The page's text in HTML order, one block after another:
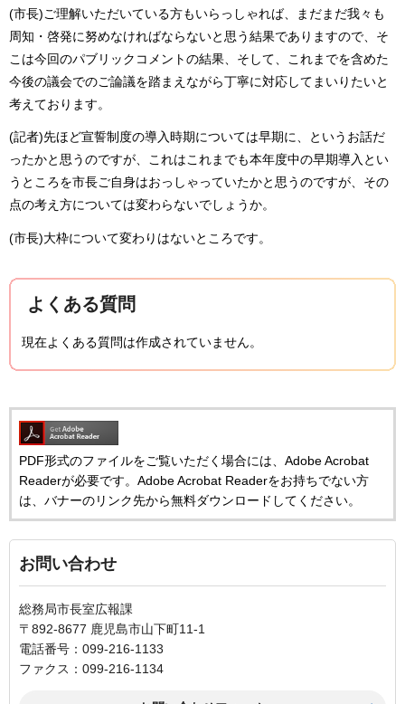
(市長)ご理解いただいている方もいらっしゃれば、まだまだ我々も
周知・啓発に努めなければならないと思う結果でありますので、そ
こは今回のパブリックコメントの結果、そして、これまでを含めた
今後の議会でのご論議を踏まえながら丁寧に対応してまいりたいと
考えております。
(記者)先ほど宣誓制度の導入時期については早期に、というお話だ
ったかと思うのですが、これはこれまでも本年度中の早期導入とい
うところを市長ご自身はおっしゃっていたかと思うのですが、その
点の考え方については変わらないでしょうか。
(市長)大枠について変わりはないところです。
よくある質問
現在よくある質問は作成されていません。
PDF形式のファイルをご覧いただく場合には、Adobe Acrobat
Readerが必要です。Adobe Acrobat Readerをお持ちでない方
は、バナーのリンク先から無料ダウンロードしてください。
お問い合わせ
総務局市長室広報課
〒892-8677 鹿児島市山下町11-1
電話番号：099-216-1133
ファクス：099-216-1134